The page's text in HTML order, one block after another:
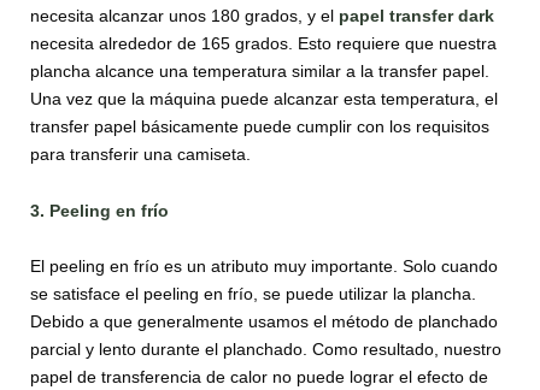
necesita alcanzar unos 180 grados, y el papel transfer dark
necesita alrededor de 165 grados. Esto requiere que nuestra
plancha alcance una temperatura similar a la transfer papel.
Una vez que la máquina puede alcanzar esta temperatura, el
transfer papel básicamente puede cumplir con los requisitos
para transferir una camiseta.
3. Peeling en frío
El peeling en frío es un atributo muy importante. Solo cuando
se satisface el peeling en frío, se puede utilizar la plancha.
Debido a que generalmente usamos el método de planchado
parcial y lento durante el planchado. Como resultado, nuestro
papel de transferencia de calor no puede lograr el efecto de